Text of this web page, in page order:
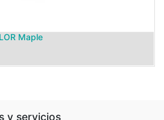
Maple
y servicios